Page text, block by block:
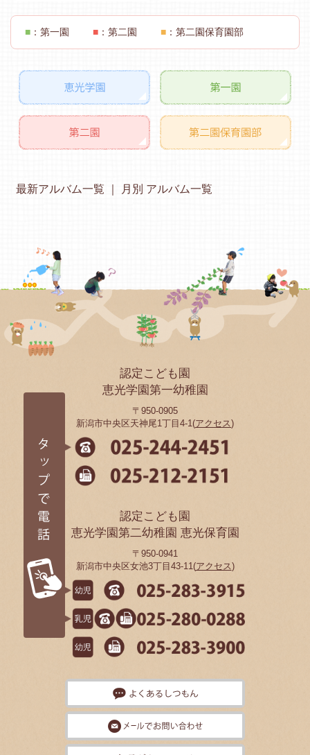
■ ：第一園 ■ ：第二園 ■ ：第二園保育園部
最新アルバム一覧 月別 アルバム一覧
認定こども園
恵光学園第一幼稚園
〒950-0905
新潟市中央区天神尾1丁目4-1(アクセス)
認定こども園
恵光学園第二幼稚園 恵光保育園
〒950-0941
新潟市中央区女池3丁目43-11(アクセス)